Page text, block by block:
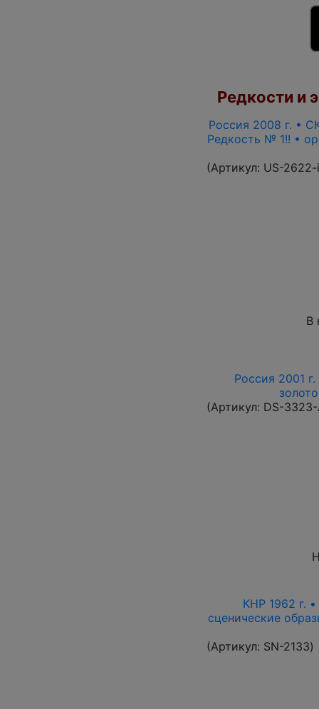
Редкости и
Россия 2008 г. •
Редкость № 1!! •
(Артикул: US-
В
Россия 2001
(Артикул: DS-
КНР 1962 г. •
сценические
(Артикул: SN-2133)